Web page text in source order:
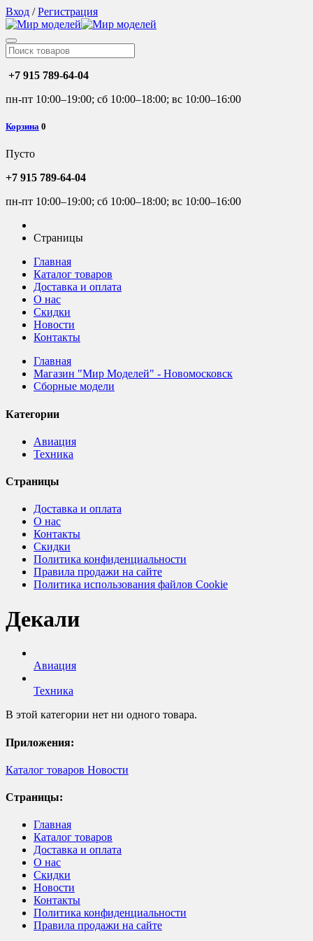
Вход /Регистрация
+7 915 789-64-04
пн-пт 10:00–19:00; сб 10:00–18:00; вс 10:00–16:00
Корзина 0
Пусто
+7 915 789-64-04
пн-пт 10:00–19:00; сб 10:00–18:00; вс 10:00–16:00
Страницы
Главная
Каталог товаров
Доставка и оплата
О нас
Скидки
Новости
Контакты
Главная
Магазин "Мир Моделей" - Новомосковск
Сборные модели
Категории
Авиация
Техника
Страницы
Доставка и оплата
О нас
Контакты
Скидки
Политика конфиденциальности
Правила продажи на сайте
Политика использования файлов Cookie
Декали
Авиация
Техника
В этой категории нет ни одного товара.
Приложения:
Каталог товаров Новости
Страницы:
Главная
Каталог товаров
Доставка и оплата
О нас
Скидки
Новости
Контакты
Политика конфиденциальности
Правила продажи на сайте